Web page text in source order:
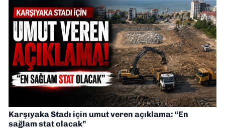
Karşıyaka Stadı için umut veren açıklama: “En
sağlam stat olacak”